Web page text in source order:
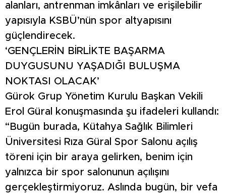
alanları, antrenman imkânları ve erişilebilir
yapısıyla KSBÜ’nün spor altyapısını
güçlendirecek.
‘GENÇLERİN BİRLİKTE BAŞARMA
DUYGUSUNU YAŞADIĞI BULUŞMA
NOKTASI OLACAK’
Gürok Grup Yönetim Kurulu Başkan Vekili
Erol Güral konuşmasında şu ifadeleri kullandı:
“Bugün burada, Kütahya Sağlık Bilimleri
Üniversitesi Rıza Güral Spor Salonu açılış
töreni için bir araya gelirken, benim için
yalnızca bir spor salonunun açılışını
gerçekleştirmiyoruz. Aslında bugün, bir vefa